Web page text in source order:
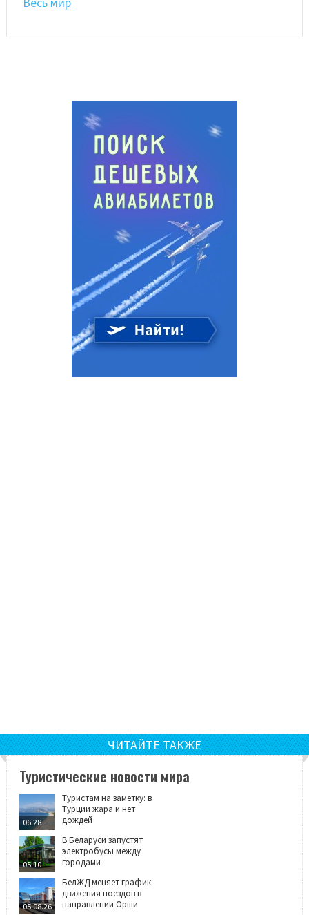
ЧИТАЙТЕ ТАКЖЕ
Туристические новости мира
06:28
Туристам на заметку: в
Турции жара и нет
дождей
05:10
В Беларуси запустят
электробусы между
городами
05.08.26
БелЖД меняет график
движения поездов в
направлении Орши